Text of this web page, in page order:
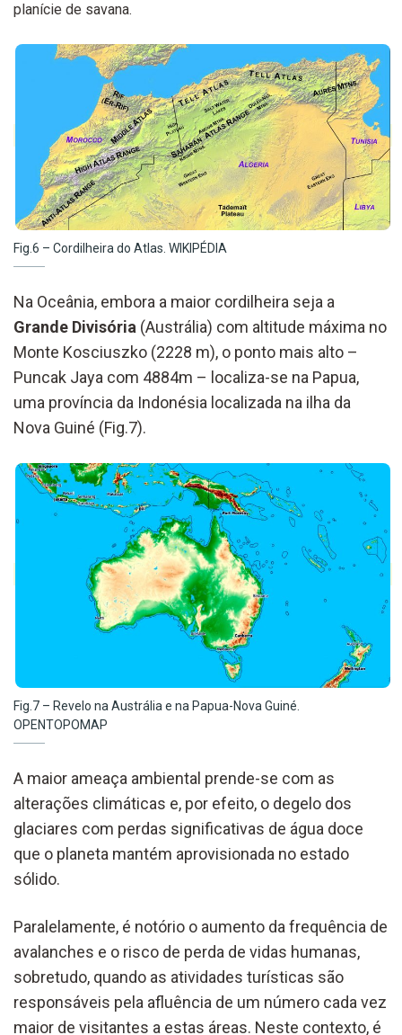
planície de savana.
Fig.6 – Cordilheira do Atlas. WIKIPÉDIA
Na Oceânia, embora a maior cordilheira seja a
Grande Divisória (Austrália) com altitude máxima no
Monte Kosciuszko (2228 m), o ponto mais alto –
Puncak Jaya com 4884m – localiza-se na Papua,
uma província da Indonésia localizada na ilha da
Nova Guiné (Fig.7).
Fig.7 – Revelo na Austrália e na Papua-Nova Guiné.
OPENTOPOMAP
A maior ameaça ambiental prende-se com as
alterações climáticas e, por efeito, o degelo dos
glaciares com perdas significativas de água doce
que o planeta mantém aprovisionada no estado
sólido.
Paralelamente, é notório o aumento da frequência de
avalanches e o risco de perda de vidas humanas,
sobretudo, quando as atividades turísticas são
responsáveis pela afluência de um número cada vez
maior de visitantes a estas áreas. Neste contexto, é